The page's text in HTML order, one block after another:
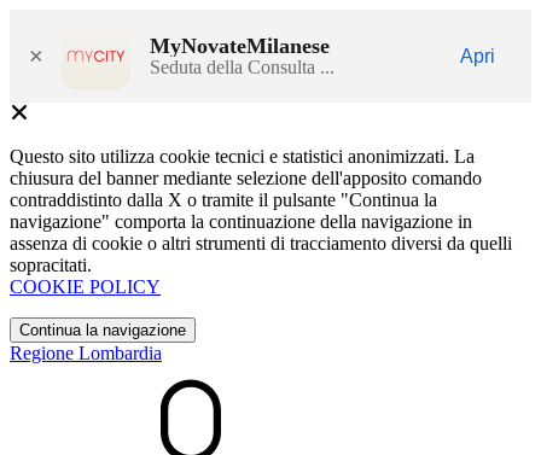
× MyNovateMilanese
Seduta della Consulta ...
Apri
Questo sito utilizza cookie tecnici e statistici anonimizzati. La
chiusura del banner mediante selezione dell'apposito comando
contraddistinto dalla X o tramite il pulsante "Continua la
navigazione" comporta la continuazione della navigazione in
assenza di cookie o altri strumenti di tracciamento diversi da quelli
sopracitati.
COOKIE POLICY
Continua la navigazione
Regione Lombardia